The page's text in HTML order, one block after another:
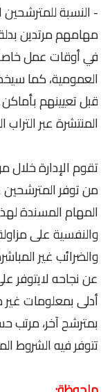
- النسبة للمترشحين
مهامهم مرتدين
في أوقات عمل خاصة
العمومية، كما
قبل تعيينهم
المنتشرة عبر
تقوم الإدارة خلال
من توفر
المهام المسندة
والنفسية على
والضرائب غير
عن نجاحه لايتوفر
أدلى بمعلومات
بمترشح آخر، مرتب
تتوفر فيه الشروط